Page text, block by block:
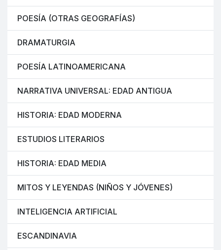
POESÍA (OTRAS GEOGRAFÍAS)
DRAMATURGIA
POESÍA LATINOAMERICANA
NARRATIVA UNIVERSAL: EDAD ANTIGUA
HISTORIA: EDAD MODERNA
ESTUDIOS LITERARIOS
HISTORIA: EDAD MEDIA
MITOS Y LEYENDAS (NIÑOS Y JÓVENES)
INTELIGENCIA ARTIFICIAL
ESCANDINAVIA